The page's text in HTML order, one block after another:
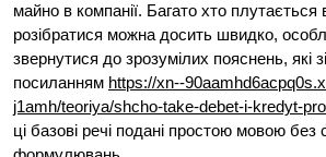
майно в компанії. Багато хто плутається
розібратися можна досить швидко,
звернутися до зрозумілих пояснень, які
посиланням https://xn--
j1amh/teoriya/shcho-take-debet-i-kredyt-
ці базові речі подані простою мовою без